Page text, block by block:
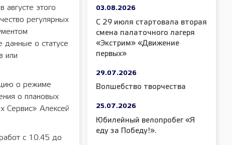
этого
регулярных
данные о статусе
или
о режиме
о плановых
Сервис» Алексей
с 10.45 до
03.08.2026
С 29 июля стартовала вторая
смена палаточного лагеря
«Экстрим» «Движение
первых»
29.07.2026
Волшебство творчества
25.07.2026
Юбилейный велопробег «Я
еду за Победу!».